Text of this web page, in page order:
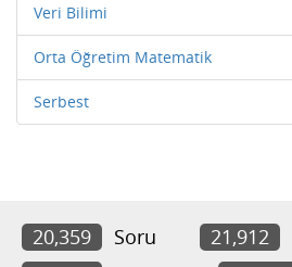
Veri Bilimi
Orta Öğretim Matematik
Serbest
20,359 Soru 21,912